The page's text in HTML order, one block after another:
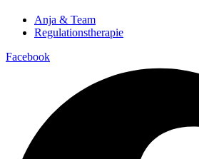
Anja & Team
Regulationstherapie
Facebook